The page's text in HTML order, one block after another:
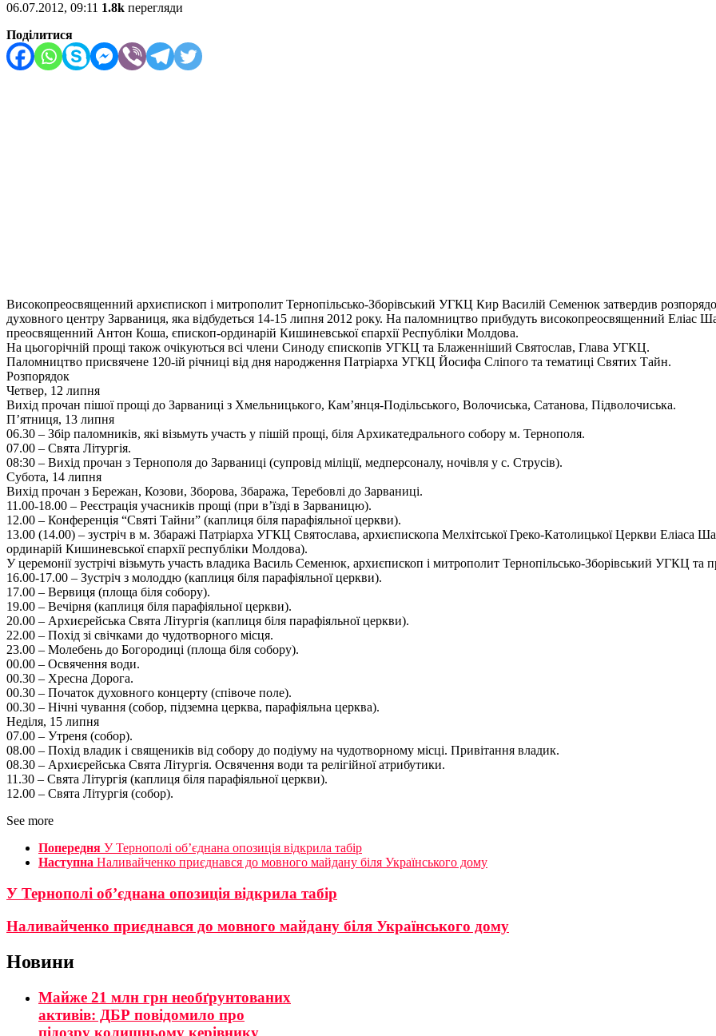
06.07.2012, 09:11 1.8k перегляди
Поділитися
Високопреосвященний архиєпископ і митрополит Тернопільсько-Зборівський УГКЦ Кир Василій Семенюк затвердив
духовного центру Зарваниця, яка відбудеться 14-15 липня 2012 року. На паломництво прибудуть високопреосвященний Еліас
преосвященний Антон Коша, єпископ-ординарій Кишиневської єпархії Республіки Молдова.
На цьогорічній прощі також очікуються всі члени Синоду єпископів УГКЦ та Блаженніший Святослав, Глава УГКЦ.
Паломництво присвячене 120-ій річниці від дня народження Патріарха УГКЦ Йосифа Сліпого та тематиці Святих Тайн.
Розпорядок
Четвер, 12 липня
Вихід прочан пішої прощі до Зарваниці з Хмельницького, Кам’янця-Подільського, Волочиська, Сатанова, Підволочиська.
П’ятниця, 13 липня
06.30 – Збір паломників, які візьмуть участь у пішій прощі, біля Архикатедрального собору м. Тернополя.
07.00 – Свята Літургія.
08:30 – Вихід прочан з Тернополя до Зарваниці (супровід міліції, медперсоналу, ночівля у с. Струсів).
Субота, 14 липня
Вихід прочан з Бережан, Козови, Зборова, Збаража, Теребовлі до Зарваниці.
11.00-18.00 – Реєстрація учасників прощі (при в’їзді в Зарваницю).
12.00 – Конференція “Святі Тайни” (каплиця біля парафіяльної церкви).
13.00 (14.00) – зустріч в м. Збаражі Патріарха УГКЦ Святослава, архиєпископа Мелхітської Греко-Католицької Церкви
ординарій Кишиневської єпархії республіки Молдова).
У церемонії зустрічі візьмуть участь владика Василь Семенюк, архиєпископ і митрополит Тернопільсько-Зборівський УГКЦ та
16.00-17.00 – Зустріч з молоддю (каплиця біля парафіяльної церкви).
17.00 – Вервиця (площа біля собору).
19.00 – Вечірня (каплиця біля парафіяльної церкви).
20.00 – Архиєрейська Свята Літургія (каплиця біля парафіяльної церкви).
22.00 – Похід зі свічками до чудотворного місця.
23.00 – Молебень до Богородиці (площа біля собору).
00.00 – Освячення води.
00.30 – Хресна Дорога.
00.30 – Початок духовного концерту (співоче поле).
00.30 – Нічні чування (собор, підземна церква, парафіяльна церква).
Неділя, 15 липня
07.00 – Утреня (собор).
08.00 – Похід владик і священиків від собору до подіуму на чудотворному місці. Привітання владик.
08.30 – Архиєрейська Свята Літургія. Освячення води та релігійної атрибутики.
11.30 – Свята Літургія (каплиця біля парафіяльної церкви).
12.00 – Свята Літургія (собор).
See more
Попередня У Тернополі об’єднана опозиція відкрила табір
Наступна Наливайченко приєднався до мовного майдану біля Українського дому
У Тернополі об’єднана опозиція відкрила табір
Наливайченко приєднався до мовного майдану біля Українського дому
Новини
Майже 21 млн грн необґрунтованих
активів: ДБР повідомило про
підозру колишньому керівнику